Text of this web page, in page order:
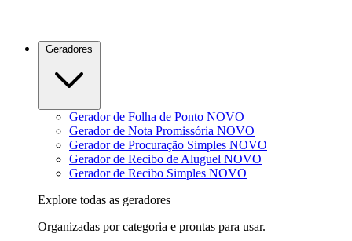
Gerador de Folha de Ponto NOVO
Gerador de Nota Promissória NOVO
Gerador de Procuração Simples NOVO
Gerador de Recibo de Aluguel NOVO
Gerador de Recibo Simples NOVO
Explore todas as geradores
Organizadas por categoria e prontas para usar.